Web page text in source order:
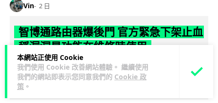
本網站正使用 Cookie
我們使用 Cookie 改善網站體驗。 繼續使用
我們的網站即表示您同意我們的 Cookie 政
策 。
Vin 2 日
智博通路由器爆後門 官方緊急下架止血
稱漏洞是功能在維修時使用
中國網通廠商智博通電子（Zbtlink Electronics）旗下的路由器
產品爆出嚴重安全漏洞，被發現每 35 秒便會與中國伺服器連
線，旗...